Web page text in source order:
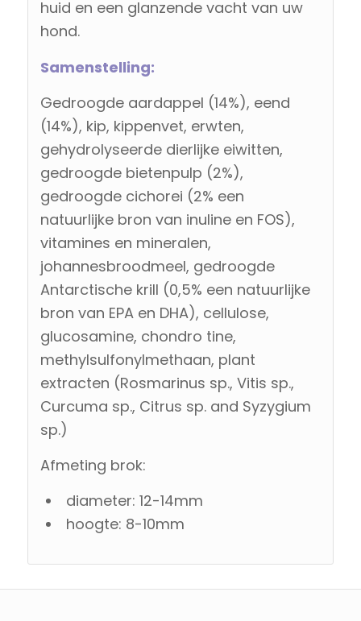
huid en een glanzende vacht van uw
hond.
Samenstelling:
Gedroogde aardappel (14%), eend
(14%), kip, kippenvet, erwten,
gehydrolyseerde dierlijke eiwitten,
gedroogde bietenpulp (2%),
gedroogde cichorei (2% een
natuurlijke bron van inuline en FOS),
vitamines en mineralen,
johannesbroodmeel, gedroogde
Antarctische krill (0,5% een natuurlijke
bron van EPA en DHA), cellulose,
glucosamine, chondro tine,
methylsulfonylmethaan, plant
extracten (Rosmarinus sp., Vitis sp.,
Curcuma sp., Citrus sp. and Syzygium
sp.)
Afmeting brok:
diameter: 12-14mm
hoogte: 8-10mm